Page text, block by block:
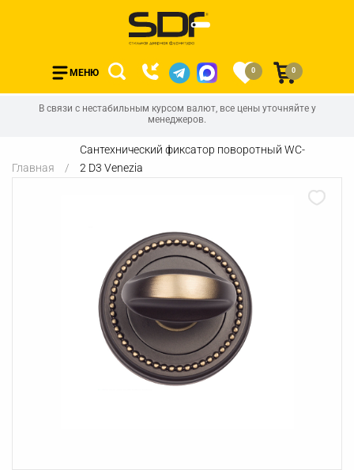
МЕНЮ 0 0
В связи с нестабильным курсом валют, все цены уточняйте у
менеджеров.
Главная
Сантехнический фиксатор поворотный WC-
2 D3 Venezia